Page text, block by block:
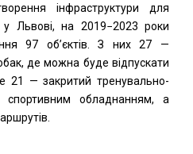
інфраструктури для
Львові, на 2019−2023 роки
97 об’єктів. З них 27 —
де можна буде відпускати
21 — закритий тренувально-
спортивним обладнанням, а